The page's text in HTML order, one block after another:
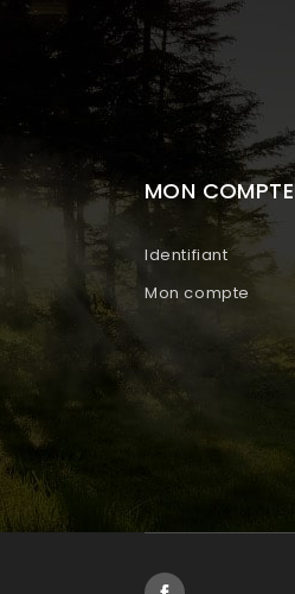
MON COMPTE
Identifiant
Mon compte